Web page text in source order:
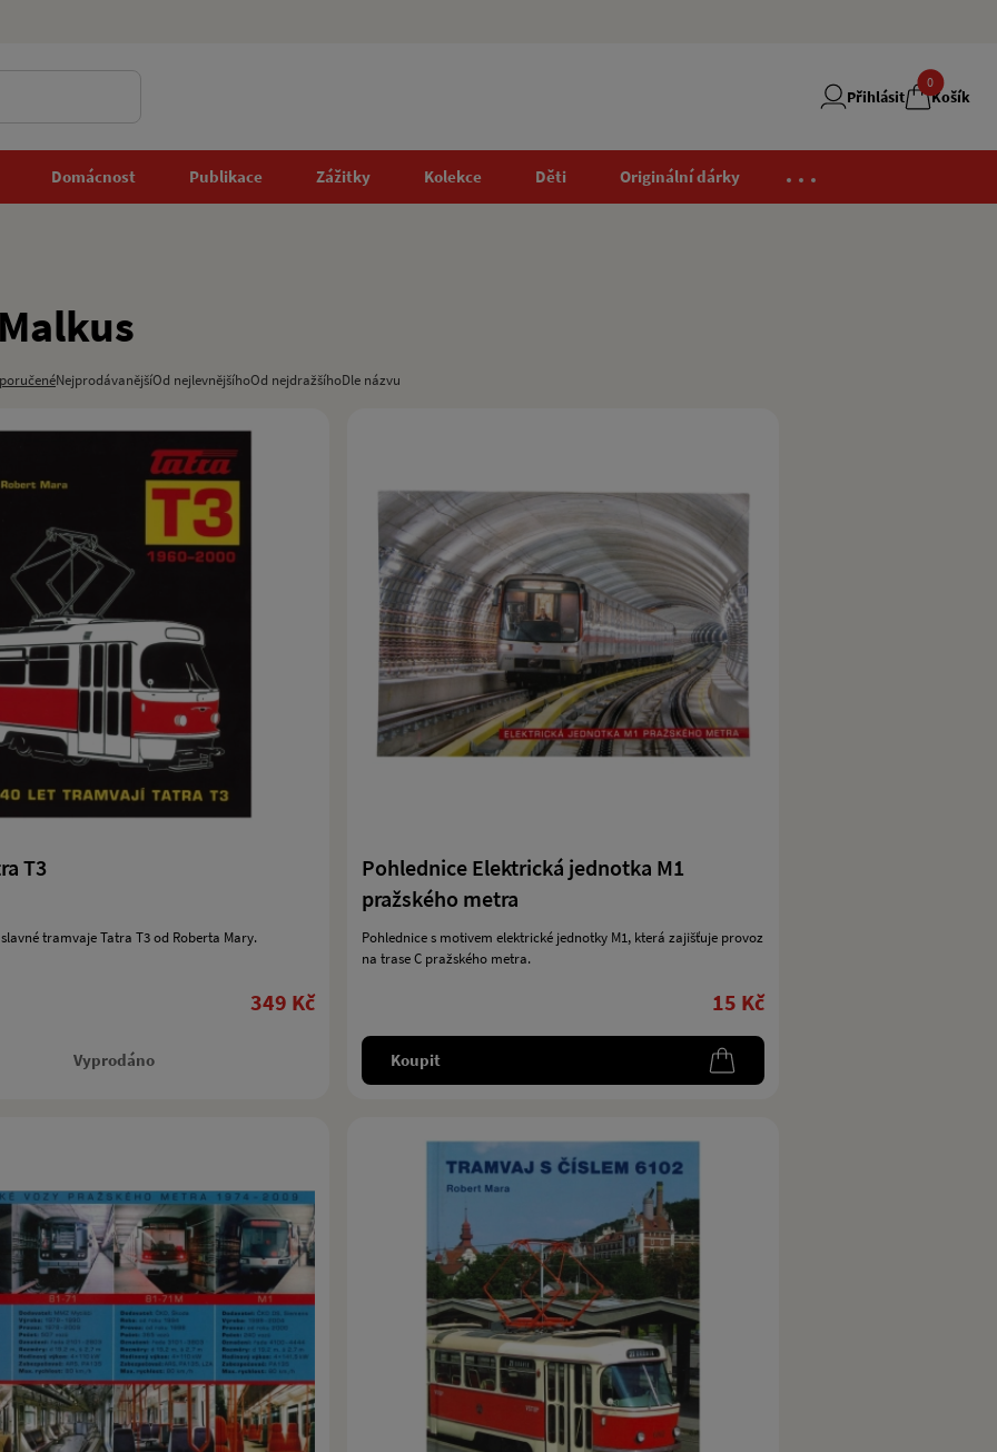
Domácnost Publikace Zážitky Kolekce Děti Originální dárky
Přihlásit
0
Košík
NejprodávanějšíOd nejlevnějšíhoOd nejdražšíhoDle názvu
T3
tramvaje Tatra T3 od Roberta Mary.
349 Kč
Vyprodáno
Pohlednice Elektrická jednotka M1
pražského metra
Pohlednice s motivem elektrické jednotky M1, která zajišťuje provoz
na trase C pražského metra.
15 Kč
Koupit